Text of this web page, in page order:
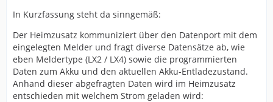
In Kurzfassung steht da sinngemäß:
Der Heimzusatz kommuniziert über den Datenport mit dem
eingelegten Melder und fragt diverse Datensätze ab, wie
eben Meldertype (LX2 / LX4) sowie die programmierten
Daten zum Akku und den aktuellen Akku-Entladezustand.
Anhand dieser abgefragten Daten wird im Heimzusatz
entschieden mit welchem Strom geladen wird: